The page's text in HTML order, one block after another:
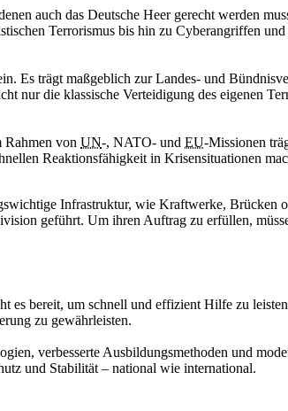
auch das Deutsche Heer gerecht werden
Terrorismus bis hin zu Cyberangriffen
Es trägt maßgeblich zur Landes- und
nur die klassische Verteidigung des eigenen
Rahmen von UN-, NATO- und EU-Missionen
Reaktionsfähigkeit in Krisensituationen
Infrastruktur, wie Kraftwerke, Brücken
geführt. Um ihren Auftrag zu erfüllen,
es bereit, um schnell und effizient Hilfe zu
zu gewährleisten.
verbesserte Ausbildungsmethoden und
und Stabilität – national wie international.